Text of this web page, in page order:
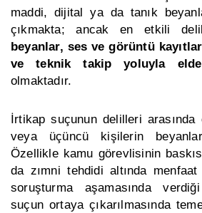
maddi, dijital ya da tanık
çıkmakta; ancak en etkili
beyanlar, ses ve görüntü
ve teknik takip yoluyla
olmaktadır.
İrtikap suçunun delilleri
veya üçüncü kişilerin
Özellikle kamu görevlisinin
da zımni tehdidi altında
soruşturma aşamasında
suçun ortaya çıkarılmasında